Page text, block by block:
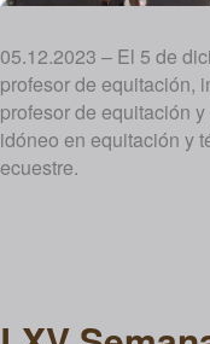
05.12.2023 – El 5 de
profesor de equitación,
profesor de equitación
idóneo en equitación y
ecuestre.